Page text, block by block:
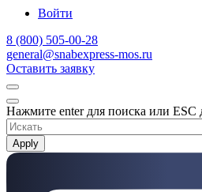
Войти
8 (800) 505-00-28
general@snabexpress-mos.ru
Оставить заявку
Нажмите enter для поиска или ESC
Apply